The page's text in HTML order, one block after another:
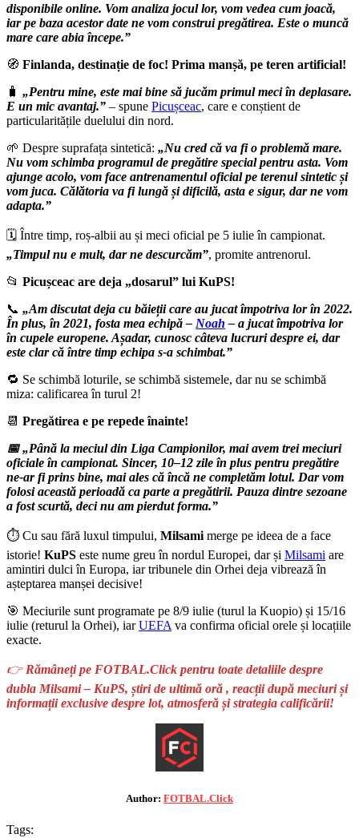
disponibile online. Vom analiza jocul lor, vom vedea cum joacă,
iar pe baza acestor date ne vom construi pregătirea. Este o muncă
mare care abia începe.”
🧭 Finlanda, destinație de foc! Prima manșă, pe teren artificial!
🧳 „Pentru mine, este mai bine să jucăm primul meci în deplasare.
E un mic avantaj.” – spune Picușceac, care e conștient de
particularitățile duelului din nord.
🌱 Despre suprafața sintetică: „Nu cred că va fi o problemă mare.
Nu vom schimba programul de pregătire special pentru asta. Vom
ajunge acolo, vom face antrenamentul oficial pe terenul sintetic și
vom juca. Călătoria va fi lungă și dificilă, asta e sigur, dar ne vom
adapta.”
🗓️ Între timp, roș-albii au și meci oficial pe 5 iulie în campionat.
„Timpul nu e mult, dar ne descurcăm”, promite antrenorul.
📂 Picușceac are deja „dosarul” lui KuPS!
📞 „Am discutat deja cu băieții care au jucat împotriva lor în 2022.
În plus, în 2021, fosta mea echipă – Noah – a jucat împotriva lor
în cupele europene. Așadar, cunosc câteva lucruri despre ei, dar
este clar că între timp echipa s-a schimbat.”
🔁 Se schimbă loturile, se schimbă sistemele, dar nu se schimbă
miza: calificarea în turul 2!
📆 Pregătirea e pe repede înainte!
📅 „Până la meciul din Liga Campionilor, mai avem trei meciuri
oficiale în campionat. Sincer, 10–12 zile în plus pentru pregătire
ne-ar fi prins bine, mai ales că încă ne completăm lotul. Dar vom
folosi această perioadă ca parte a pregătirii. Pauza dintre sezoane
a fost scurtă, deci nu am pierdut forma.”
⏱️ Cu sau fără luxul timpului, Milsami merge pe ideea de a face
istorie! KuPS este nume greu în nordul Europei, dar și Milsami are
amintiri dulci în Europa, iar tribunele din Orhei deja vibrează în
așteptarea manșei decisive!
🎯 Meciurile sunt programate pe 8/9 iulie (turul la Kuopio) și 15/16
iulie (returul la Orhei), iarUEFA va confirma oficial orele și locațiile
exacte.
👉 Rămâneți pe FOTBAL.Click pentru toate detaliile despre
dubla Milsami – KuPS, știri de ultimă oră , reacții după meciuri și
informații exclusive despre lot, atmosferă și strategia calificării!
Author: FOTBAL.Click
Tags: